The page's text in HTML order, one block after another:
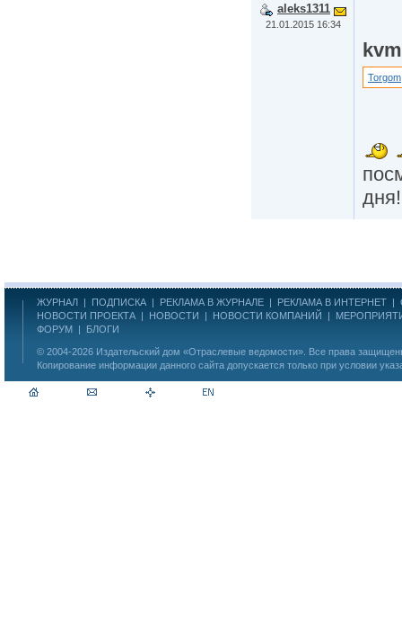
aleks1311
21.01.2015 16:34
Torgom
ЖУРНАЛ | ПОДПИСКА | РЕКЛАМА В ЖУРНАЛЕ | РЕКЛАМА В ИНТЕРНЕТ |
НОВОСТИ ПРОЕКТА | НОВОСТИ | НОВОСТИ КОМПАНИЙ |
ФОРУМ | БЛОГИ
© 2004-2026 Издательский дом «Отраслевые ведомости» . Все права
Копирование информации данного сайта допускается только при условии